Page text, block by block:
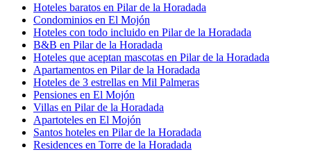
Hoteles baratos en Pilar de la Horadada
Condominios en El Mojón
Hoteles con todo incluido en Pilar de la Horadada
B&B en Pilar de la Horadada
Hoteles que aceptan mascotas en Pilar de la Horadada
Apartamentos en Pilar de la Horadada
Hoteles de 3 estrellas en Mil Palmeras
Pensiones en El Mojón
Villas en Pilar de la Horadada
Apartoteles en El Mojón
Santos hoteles en Pilar de la Horadada
Residences en Torre de la Horadada